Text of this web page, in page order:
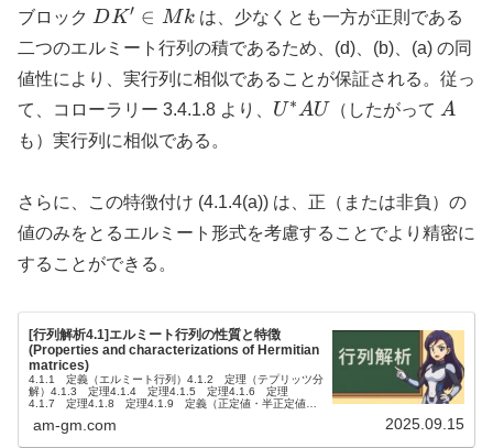
ブロック DK'
\in
Mk
DK′ ∈ Mk は、少なくとも一方が正則である
二つのエルミート行列の積であるため、(d)、(b)、(a) の同
値性により、実行列に相似であることが保証される。従っ
て、コローラリー 3.4.1.8 より、 U^*
U∗ AU （したがって A
A
も）実行列に相似である。
さらに、この特徴付け (4.1.4(a)) は、正（または非負）の
値のみをとるエルミート形式を考慮することでより精密に
することができる。
[行列解析4.1]エルミート行列の性質と特徴
(Properties and characterizations of Hermitian
matrices)
4.1.1 定義（エルミート行列）4.1.2 定理（テプリッツ分
解）4.1.3 定理4.1.4 定理4.1.5 定理4.1.6 定理
4.1.7 定理4.1.8 定理4.1.9 定義（正定値・半正定値・
am-gm.com 2025.09.15